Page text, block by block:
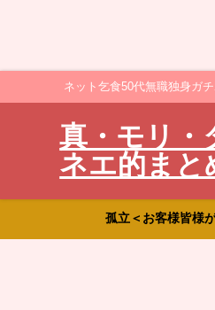
ネット乞食50代無職独身ガ
真・モリ・
ネエ的まと
孤立＜お客様皆様